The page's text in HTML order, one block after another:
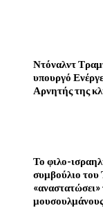
Ντόναλντ
υπουργό
Αρνητής της
Το φιλο-
συμβούλιο του
«αναστατώσει»